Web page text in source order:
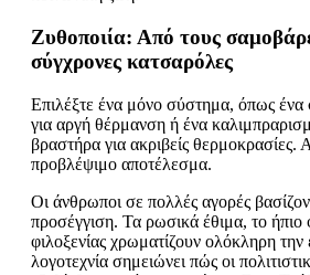
Ζυθοποιία: Από τους
σύγχρονες κατσαρόλες
Επιλέξτε ένα μόνο σύστημα, όπως ένα
για αργή θέρμανση ή ένα
βραστήρα για ακριβείς θερμοκρασίες.
προβλέψιμο αποτέλεσμα.
Οι άνθρωποι σε πολλές αγορές
προσέγγιση. Τα ρωσικά έθιμα, το ήπιο
φιλοξενίας χρωματίζουν ολόκληρη
λογοτεχνία σημειώνει πώς οι